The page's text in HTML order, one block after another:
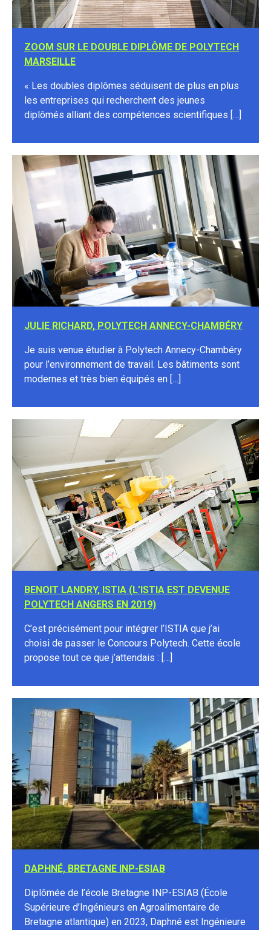
ZOOM SUR LE DOUBLE DIPLÔME DE POLYTECH
MARSEILLE
« Les doubles diplômes séduisent de plus en plus
les entreprises qui recherchent des jeunes
diplômés alliant des compétences scientifiques […]
JULIE RICHARD, POLYTECH ANNECY-CHAMBÉRY
Je suis venue étudier à Polytech Annecy-Chambéry
pour l’environnement de travail. Les bâtiments sont
modernes et très bien équipés en […]
BENOIT LANDRY, ISTIA (L’ISTIA EST DEVENUE
POLYTECH ANGERS EN 2019)
C’est précisément pour intégrer l’ISTIA que j’ai
choisi de passer le Concours Polytech. Cette école
propose tout ce que j’attendais : […]
DAPHNÉ, BRETAGNE INP-ESIAB
Diplômée de l’école Bretagne INP-ESIAB (École
Supérieure d’Ingénieurs en Agroalimentaire de
Bretagne atlantique) en 2023, Daphné est Ingénieure